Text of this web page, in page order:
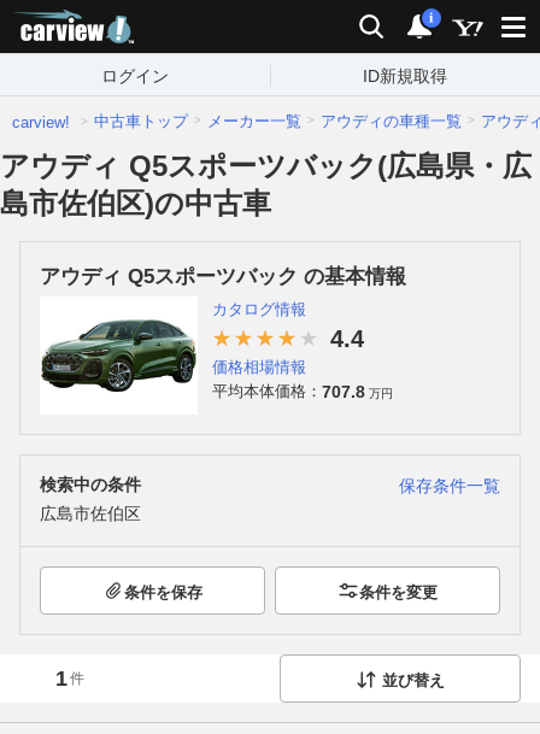
検索 通知
i
ログイン ID新規取得
carview! 中古車トップ メーカー一覧 アウディの車種一覧 アウデ
アウディ Q5スポーツバック(広島県・広
島市佐伯区)の中古車
アウディ Q5スポーツバック の基本情報
カタログ情報
4.4
価格相場情報
平均本体価格： 707.8 万円
検索中の条件
保存条件一覧
広島市佐伯区
条件を保存 条件を変更
1件 並び替え